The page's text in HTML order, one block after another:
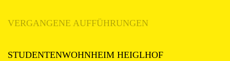
VERGANGENE AUFFÜHRUNGEN
STUDENTENWOHNHEIM HEIGLHOF